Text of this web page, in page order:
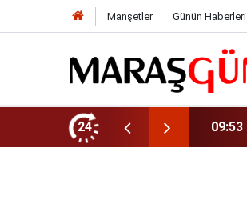
Manşetler Günün Haberleri
24
Hemen Kontrol Edin 09:44